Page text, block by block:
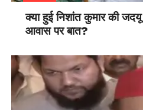
क्या हुई निशांत कुमार की
आवास पर बात?